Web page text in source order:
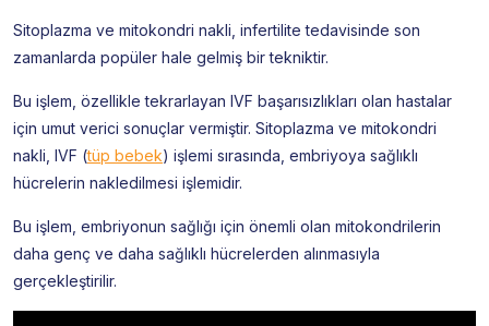
Sitoplazma ve mitokondri nakli, infertilite tedavisinde son
zamanlarda popüler hale gelmiş bir tekniktir.
Bu işlem, özellikle tekrarlayan IVF başarısızlıkları olan hastalar
için umut verici sonuçlar vermiştir. Sitoplazma ve mitokondri
nakli, IVF (tüp bebek) işlemi sırasında, embriyoya sağlıklı
hücrelerin nakledilmesi işlemidir.
Bu işlem, embriyonun sağlığı için önemli olan mitokondrilerin
daha genç ve daha sağlıklı hücrelerden alınmasıyla
gerçekleştirilir.